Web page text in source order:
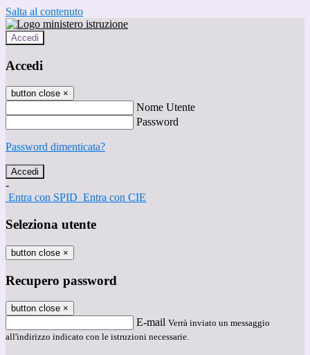
Salta al contenuto
Accedi
Accedi
button close ×
Nome Utente
Password
Password dimenticata?
-
Entra con SPID Entra con CIE
Seleziona utente
button close ×
Recupero password
button close ×
E-mail Verrà inviato un messaggio
all'indirizzo indicato con le istruzioni necessarie.